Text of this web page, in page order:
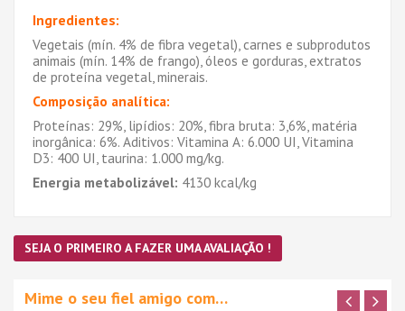
Ingredientes:
Vegetais (mín. 4% de fibra vegetal), carnes e subprodutos
animais (mín. 14% de frango), óleos e gorduras, extratos
de proteína vegetal, minerais.
Composição analítica:
Proteínas: 29%, lipídios: 20%, fibra bruta: 3,6%, matéria
inorgânica: 6%. Aditivos: Vitamina A: 6.000 UI, Vitamina
D3: 400 UI, taurina: 1.000 mg/kg.
Energia metabolizável: 4130 kcal/kg
SEJA O PRIMEIRO A FAZER UMA AVALIAÇÃO !
Mime o seu fiel amigo com…